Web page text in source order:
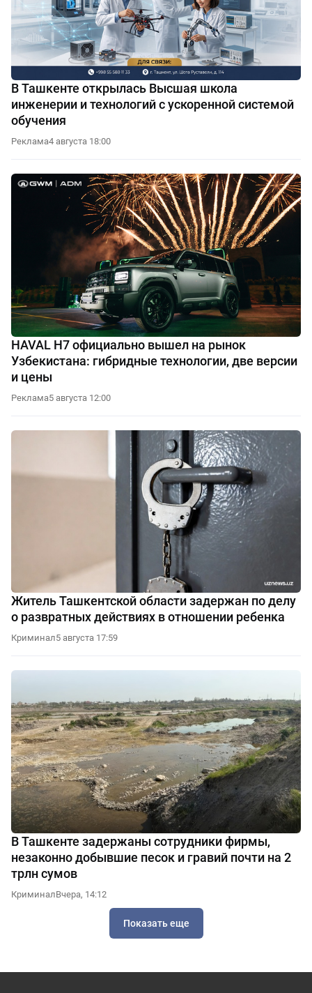
В Ташкенте открылась Высшая школа
инженерии и технологий с ускоренной системой
обучения
Реклама4 августа 18:00
HAVAL H7 официально вышел на рынок
Узбекистана: гибридные технологии, две версии
и цены
Реклама5 августа 12:00
Житель Ташкентской области задержан по делу
о развратных действиях в отношении ребенка
Криминал5 августа 17:59
В Ташкенте задержаны сотрудники фирмы,
незаконно добывшие песок и гравий почти на 2
трлн сумов
КриминалВчера, 14:12
Показать еще